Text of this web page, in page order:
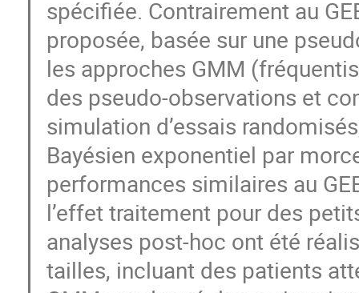
spécifiée. Contrairement au
proposée, basée sur une
les approches GMM
des pseudo-observations et
simulation d’essais
Bayésien exponentiel par
performances similaires au
l’effet traitement pour des
analyses post-hoc ont été
tailles, incluant des patients